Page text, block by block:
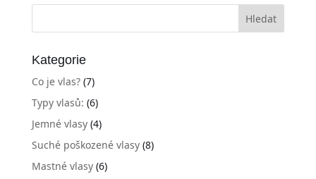
Kategorie
Co je vlas?(7)
Typy vlasů: (6)
Jemné vlasy(4)
Suché poškozené vlasy(8)
Mastné vlasy(6)